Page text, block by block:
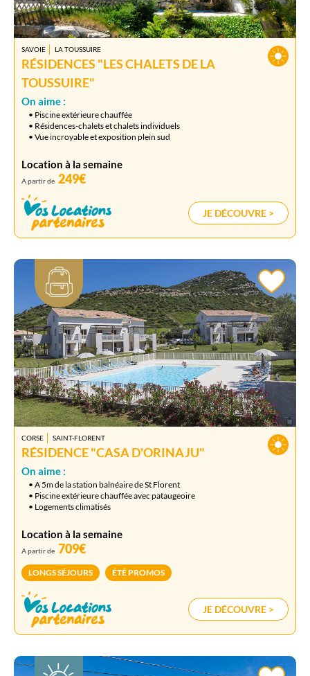
SAVOIE LA TOUSSUIRE
RÉSIDENCES "LES CHALETS DE LA
TOUSSUIRE"
On aime :
• Piscine extérieure chauffée
• Résidences-chalets et chalets individuels
• Vue incroyable et exposition plein sud
Location à la semaine
A partir de 249€
JE DÉCOUVRE >
CORSE SAINT-FLORENT
RÉSIDENCE "CASA D'ORINAJU"
On aime :
• A 5m de la station balnéaire de St Florent
• Piscine extérieure chauffée avec pataugeoire
• Logements climatisés
Location à la semaine
A partir de 709€
LONGS SÉJOURS ÉTÉ PROMOS
JE DÉCOUVRE >